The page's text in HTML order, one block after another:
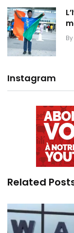
By
Instagram
Related